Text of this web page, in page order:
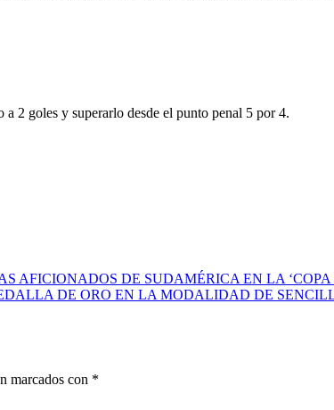
a 2 goles y superarlo desde el punto penal 5 por 4.
AFICIONADOS DE SUDAMÉRICA EN LA ‘COPA
DE ORO EN LA MODALIDAD DE
marcados con *